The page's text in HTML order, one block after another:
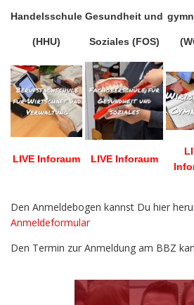
Handelsschule
(HHU)
Gesundheit und
Soziales (FOS)
LIVE Inforaum LIVE Inforaum
Den Anmeldebogen kannst Du hier
Anmeldeformular
Den Termin zur Anmeldung am BBZ